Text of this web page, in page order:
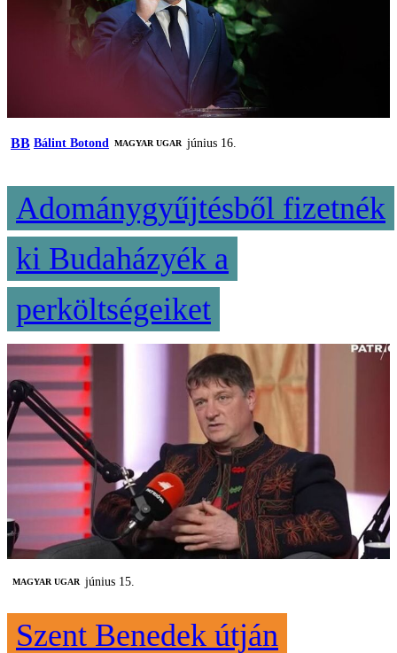
BB Bálint Botond MAGYAR UGAR június 16.
Adománygyűjtésből fizetnék
ki Budaházyék a
perköltségeiket
MAGYAR UGAR június 15.
Szent Benedek útján